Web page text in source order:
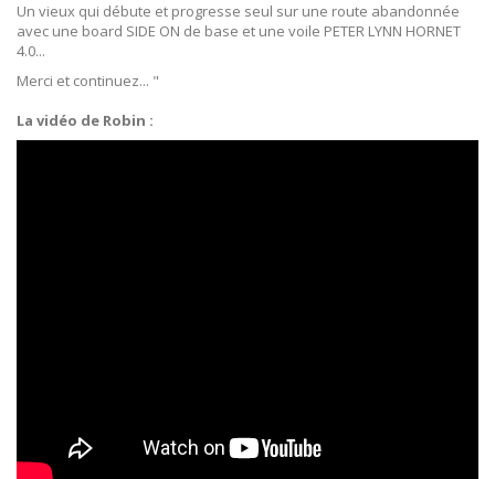
Un vieux qui débute et progresse seul sur une route abandonnée
avec une board SIDE ON de base et une voile PETER LYNN HORNET
4.0...
Merci et continuez... "
La vidéo de Robin :